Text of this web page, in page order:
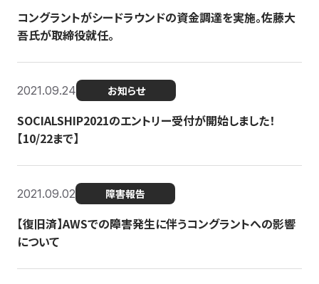
コングラントがシードラウンドの資金調達を実施。佐藤大
吾氏が取締役就任。
2021.09.24 お知らせ
SOCIALSHIP2021のエントリー受付が開始しました！
【10/22まで】
2021.09.02 障害報告
【復旧済】AWSでの障害発生に伴うコングラントへの影響
について